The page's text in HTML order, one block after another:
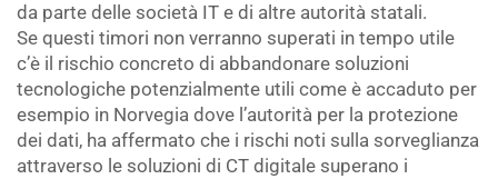
da parte delle società IT e di altre autorità statali.
Se questi timori non verranno superati in tempo utile
c’è il rischio concreto di abbandonare soluzioni
tecnologiche potenzialmente utili come è accaduto per
esempio in Norvegia dove l’autorità per la protezione
dei dati, ha affermato che i rischi noti sulla sorveglianza
attraverso le soluzioni di CT digitale superano i